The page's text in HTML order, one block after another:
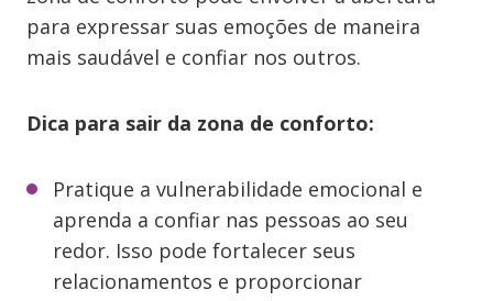
para expressar suas emoções de maneira
mais saudável e confiar nos outros.
Dica para sair da zona de conforto:
Pratique a vulnerabilidade emocional e
aprenda a confiar nas pessoas ao seu
redor. Isso pode fortalecer seus
relacionamentos e proporcionar